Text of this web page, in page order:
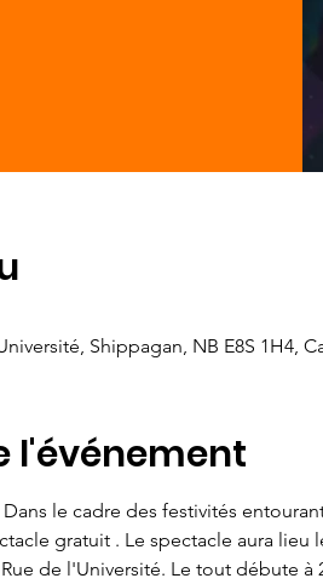
Shippagan, NB E8S 1H4,
l'événement
Dans le cadre des festivités
gratuit . Le spectacle aura lieu
de l'Université. Le tout débute à